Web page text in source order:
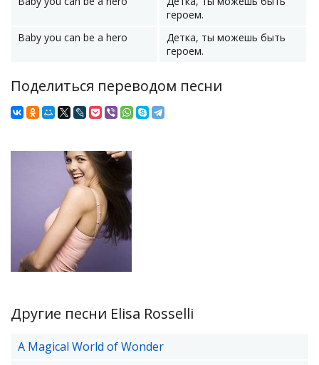
героем.
Baby you can be a hero
Детка, ты можешь быть
героем.
Поделиться переводом песни
Другие песни Elisa Rosselli
A Magical World of Wonder